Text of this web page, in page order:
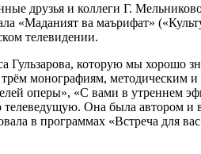
друзья и коллеги Г.
«Маданият ва маърифат»
телевидении.
которую мы хорошо
монографиям,
оперы», «С вами в утреннем
Она была автором
в программах «Встреча для